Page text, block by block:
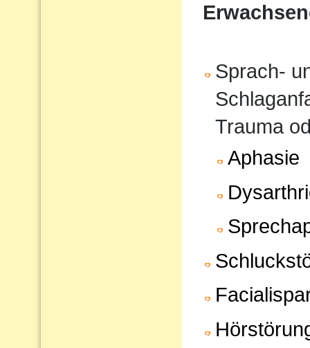
Sprach-
Trauma
Aphasie